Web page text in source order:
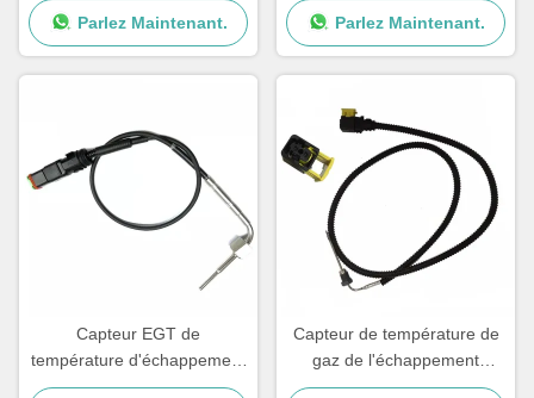
cargo Detroit
Parlez Maintenant.
gaz d'échappement des
camions DEUTZ
Parlez Maintenant.
Capteur EGT de
température d'échappement
de camion pour SCANIA OE
Capteur de température de
gaz de l'échappement
0075424618 pour Mercedes